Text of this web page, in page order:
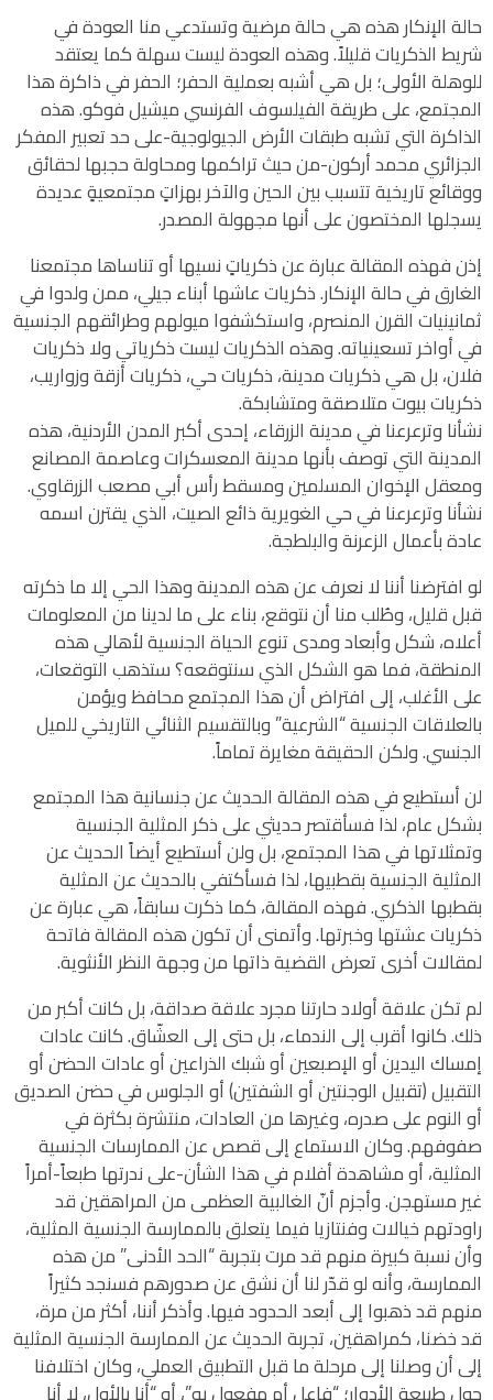
حالة الإنكار هذه هي حالة مرضية وتستدعي منا العودة في
شريط الذكريات قليلاً. وهذه العودة ليست سهلة كما يعتقد
للوهلة الأولى؛ بل هي أشبه بعملية الحفر؛ الحفر في ذاكرة هذا
المجتمع، على طريقة الفيلسوف الفرنسي ميشيل فوكو. هذه
الذاكرة التي تشبه طبقات الأرض الجيولوجية-على حد تعبير المفكر
الجزائري محمد أركون-من حيث تراكمها ومحاولة حجبها لحقائق
ووقائع تاريخية تتسبب بين الحين والآخر بهزاتٍ مجتمعيةٍ عديدة
يسجلها المختصون على أنها مجهولة المصدر.
إذن فهذه المقالة عبارة عن ذكرياتٍ نسيها أو تناساها مجتمعنا
الغارق في حالة الإنكار. ذكريات عاشها أبناء جيلي، ممن ولدوا في
ثمانينيات القرن المنصرم، واستكشفوا ميولهم وطرائقهم الجنسية
في أواخر تسعينياته. وهذه الذكريات ليست ذكرياتي ولا ذكريات
فلان، بل هي ذكريات مدينة، ذكريات حي، ذكريات أزقة وزواريب،
ذكريات بيوت متلاصقة ومتشابكة.
نشأنا وترعرعنا في مدينة الزرقاء، إحدى أكبر المدن الأردنية، هذه
المدينة التي توصف بأنها مدينة المعسكرات وعاصمة المصانع
ومعقل الإخوان المسلمين ومسقط رأس أبي مصعب الزرقاوي.
نشأنا وترعرعنا في حي الغويرية ذائع الصيت، الذي يقترن اسمه
عادة بأعمال الزعرنة والبلطجة.
لو افترضنا أننا لا نعرف عن هذه المدينة وهذا الحي إلا ما ذكرته
قبل قليل، وطُلب منا أن نتوقع، بناء على ما لدينا من المعلومات
أعلاه، شكل وأبعاد ومدى تنوع الحياة الجنسية لأهالي هذه
المنطقة، فما هو الشكل الذي سنتوقعه؟ ستذهب التوقعات،
على الأغلب، إلى افتراض أن هذا المجتمع محافظ ويؤمن
بالعلاقات الجنسية “الشرعية” وبالتقسيم الثنائي التاريخي للميل
الجنسي. ولكن الحقيقة مغايرة تماماً.
لن أستطيع في هذه المقالة الحديث عن جنسانية هذا المجتمع
بشكل عام، لذا فسأقتصر حديثي على ذكر المثلية الجنسية
وتمثلاتها في هذا المجتمع، بل ولن أستطيع أيضاً الحديث عن
المثلية الجنسية بقطبيها، لذا فسأكتفي بالحديث عن المثلية
بقطبها الذكري. فهذه المقالة، كما ذكرت سابقاً، هي عبارة عن
ذكريات عشتها وخبرتها. وأتمنى أن تكون هذه المقالة فاتحة
لمقالات أخرى تعرض القضية ذاتها من وجهة النظر الأنثوية.
لم تكن علاقة أولاد حارتنا مجرد علاقة صداقة، بل كانت أكبر من
ذلك. كانوا أقرب إلى الندماء، بل حتى إلى العشّاق. كانت عادات
إمساك اليدين أو الإصبعين أو شبك الذراعين أو عادات الحضن أو
التقبيل (تقبيل الوجنتين أو الشفتين) أو الجلوس في حضن الصديق
أو النوم على صدره، وغيرها من العادات، منتشرة بكثرة في
صفوفهم. وكان الاستماع إلى قصص عن الممارسات الجنسية
المثلية، أو مشاهدة أفلام في هذا الشأن-على ندرتها طبعاً-أمراً
غير مستهجن. وأجزم أنّ الغالبية العظمى من المراهقين قد
راودتهم خيالات وفنتازيا فيما يتعلق بالممارسة الجنسية المثلية،
وأن نسبة كبيرة منهم قد مرت بتجربة “الحد الأدنى” من هذه
الممارسة، وأنه لو قدّر لنا أن نشق عن صدورهم فسنجد كثيراً
منهم قد ذهبوا إلى أبعد الحدود فيها. وأذكر أننا، أكثر من مرة،
قد خضنا، كمراهقين، تجربة الحديث عن الممارسة الجنسية المثلية
إلى أن وصلنا إلى مرحلة ما قبل التطبيق العملي، وكان اختلافنا